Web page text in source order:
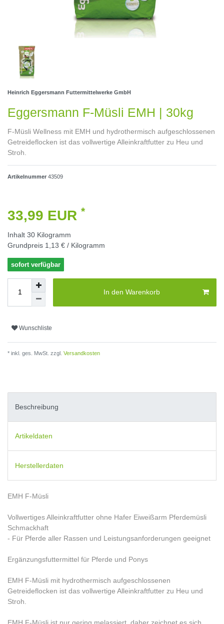
Heinrich Eggersmann Futtermittelwerke GmbH
Eggersmann F-Müsli EMH | 30kg
F-Müsli Wellness mit EMH und hydrothermisch aufgeschlossenen
Getreideflocken ist das vollwertige Alleinkraftfutter zu Heu und
Stroh.
Artikelnummer 43509
33,99 EUR *
Inhalt 30 Kilogramm
Grundpreis 1,13 € / Kilogramm
sofort verfügbar
In den Warenkorb
Wunschliste
* inkl. ges. MwSt. zzgl. Versandkosten
Beschreibung
Artikeldaten
Herstellerdaten
EMH F-Müsli
Vollwertiges Alleinkraftfutter ohne Hafer Eiweißarm Pferdemüsli
Schmackhaft
- Für Pferde aller Rassen und Leistungsanforderungen geeignet
Ergänzungsfuttermittel für Pferde und Ponys
EMH F-Müsli mit hydrothermisch aufgeschlossenen
Getreideflocken ist das vollwertige Alleinkraftfutter zu Heu und
Stroh.
EMH F-Müsli ist nur gering melassiert, daher zeichnet es sich